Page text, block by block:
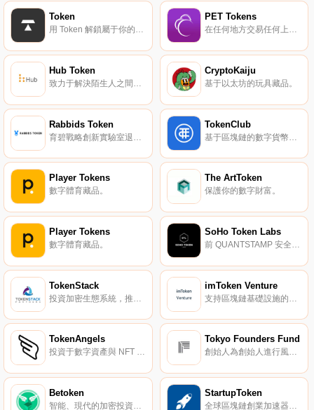
Token
用 Token 解鎖屬于你的世界。
PET Tokens
在任何地方交易任何上市資產。
Hub Token
致力于解決陌生人之間的信任問題。
CryptoKaiju
基于以太坊的玩具藏品。
Rabbids Token TokenClub
Player Tokens
數字體育藏品。
The ArtToken
保護你的數字財富。
Player Tokens
數字體育藏品。
SoHo Token Labs
前 QUANTSTAMP 安全審計負責人 Jonathan Haas 參與創辦的安全服務機構。
TokenStack imToken Venture
TokenAngels
投資于數字資產與 NFT 項目。
Tokyo Founders Fund
創始人為創始人進行風險投資。
Betoken
智能、現代的加密投資方式。
StartupToken
全球區塊鏈創業加速器，賦能于通證經濟。